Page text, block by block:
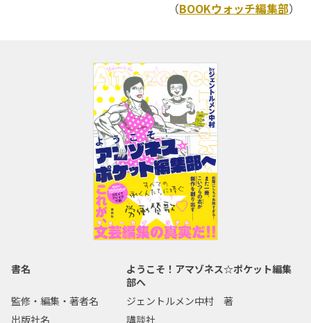
（BOOKウォッチ編集部）
書名
ようこそ！アマゾネス☆ポケット編集
部へ
監修・編集・著者名
ジェントルメン中村 著
出版社名
講談社